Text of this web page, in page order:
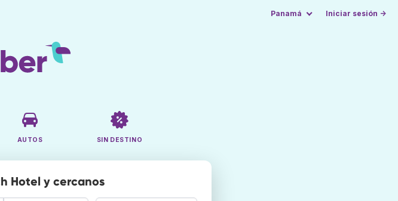
Panamá Iniciar sesión →
AUTOS SIN DESTINO
Hotel y cercanos